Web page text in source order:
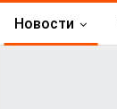
Новости